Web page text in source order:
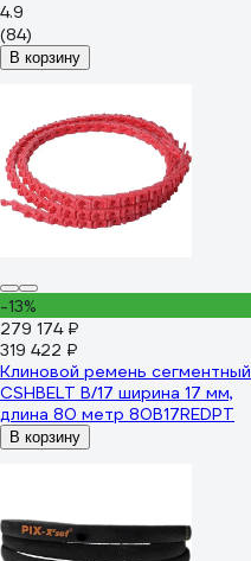
4.9
(84)
В корзину
-13%
279 174 ₽
319 422 ₽
Клиновой ремень сегментный
CSHBELT B/17 ширина 17 мм,
длина 80 метр 80B17REDPT
В корзину